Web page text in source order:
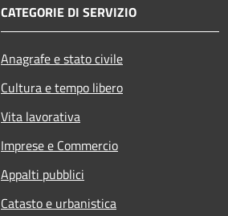
CATEGORIE DI SERVIZIO
Anagrafe e stato civile
Cultura e tempo libero
Vita lavorativa
Imprese e Commercio
Appalti pubblici
Catasto e urbanistica